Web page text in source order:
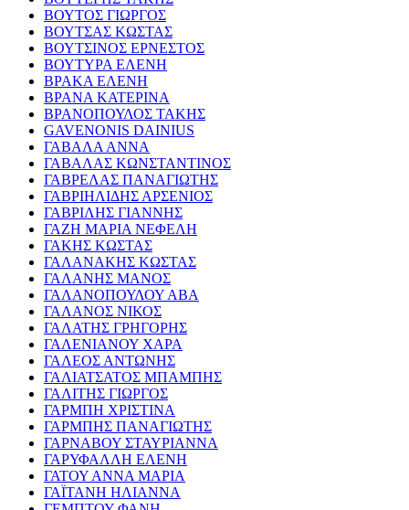
ΒΟΥΤΟΣ ΓΙΩΡΓΟΣ
ΒΟΥΤΣΑΣ ΚΩΣΤΑΣ
ΒΟΥΤΣΙΝΟΣ ΕΡΝΕΣΤΟΣ
ΒΟΥΤΥΡΑ ΕΛΕΝΗ
ΒΡΑΚΑ ΕΛΕΝΗ
ΒΡΑΝΑ ΚΑΤΕΡΙΝΑ
ΒΡΑΝΟΠΟΥΛΟΣ ΤΑΚΗΣ
GAVENONIS DAINIUS
ΓΑΒΑΛΑ ΑΝΝΑ
ΓΑΒΑΛΑΣ ΚΩΝΣΤΑΝΤΙΝΟΣ
ΓΑΒΡΕΛΑΣ ΠΑΝΑΓΙΩΤΗΣ
ΓΑΒΡΙΗΛΙΔΗΣ ΑΡΣΕΝΙΟΣ
ΓΑΒΡΙΛΗΣ ΓΙΑΝΝΗΣ
ΓΑΖΗ ΜΑΡΙΑ ΝΕΦΕΛΗ
ΓΑΚΗΣ ΚΩΣΤΑΣ
ΓΑΛΑΝΑΚΗΣ ΚΩΣΤΑΣ
ΓΑΛΑΝΗΣ ΜΑΝΟΣ
ΓΑΛΑΝΟΠΟΥΛΟΥ ΑΒΑ
ΓΑΛΑΝΟΣ ΝΙΚΟΣ
ΓΑΛΑΤΗΣ ΓΡΗΓΟΡΗΣ
ΓΑΛΕΝΙΑΝΟΥ ΧΑΡΑ
ΓΑΛΕΟΣ ΑΝΤΩΝΗΣ
ΓΑΛΙΑΤΣΑΤΟΣ ΜΠΑΜΠΗΣ
ΓΑΛΙΤΗΣ ΓΙΩΡΓΟΣ
ΓΑΡΜΠΗ ΧΡΙΣΤΙΝΑ
ΓΑΡΜΠΗΣ ΠΑΝΑΓΙΩΤΗΣ
ΓΑΡΝΑΒΟΥ ΣΤΑΥΡΙΑΝΝΑ
ΓΑΡΥΦΑΛΛΗ ΕΛΕΝΗ
ΓΑΤΟΥ ΑΝΝΑ ΜΑΡΙΑ
ΓΑΪΤΑΝΗ ΗΛΙΑΝΝΑ